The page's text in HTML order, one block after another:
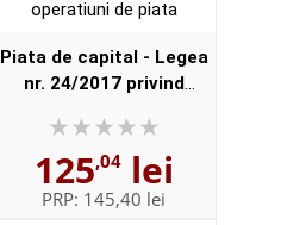
Piata de capital - Legea
nr. 24/2017 privind
financiare si operatiuni
de piata
125,04lei
PRP: 145,40 lei